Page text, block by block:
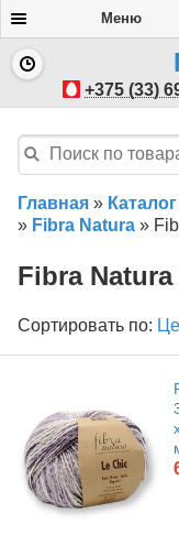
Меню
+375 (33)
Главная » Каталог
» Fibra Natura »
Fibra
Сортировать по: